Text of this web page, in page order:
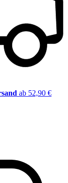
ab 52,90 €